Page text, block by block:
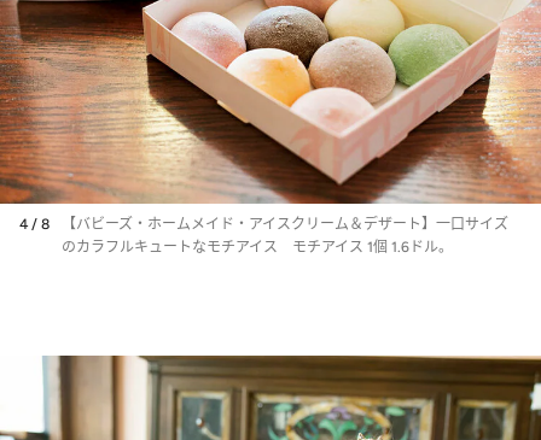
4 / 8
【バビーズ・ホームメイド・アイスクリーム＆デザート】一口サイズ
のカラフルキュートなモチアイス モチアイス 1個 1.6ドル。